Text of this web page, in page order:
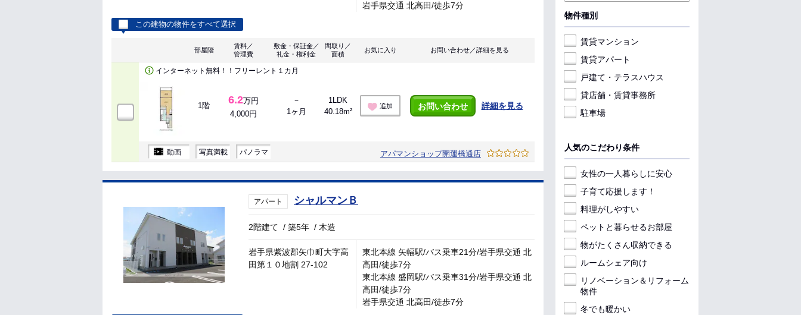
岩手県交通 北高田/徒歩7分
この建物の物件をすべて選択
部屋階
賃料／
管理費
敷金・保証金／
礼金・権利金
間取り／
面積
お気に入り お問い合わせ／詳細を見る
インターネット無料！！フリーレント１カ月
1階 6.2万円
4,000円
－
1ヶ月
1LDK
40.18m²
追加 お問い合わせ 詳細を見る
動画 写真満載 パノラマ アパマンショップ開運橋通店
アパート シャルマンＢ
2階建て /築5年 / 木造
岩手県紫波郡矢巾町大字高
田第１０地割 27-102
東北本線 矢幅駅/バス乗車21分/岩手県交通 北
高田/徒歩7分
東北本線 盛岡駅/バス乗車31分/岩手県交通 北
高田/徒歩7分
岩手県交通 北高田/徒歩7分
物件種別
賃貸マンション
賃貸アパート
戸建て・テラスハウス
貸店舗・賃貸事務所
駐車場
人気のこだわり条件
女性の一人暮らしに安心
子育て応援します！
料理がしやすい
ペットと暮らせるお部屋
物がたくさん収納できる
ルームシェア向け
リノベーション＆リフォーム
物件
冬でも暖かい